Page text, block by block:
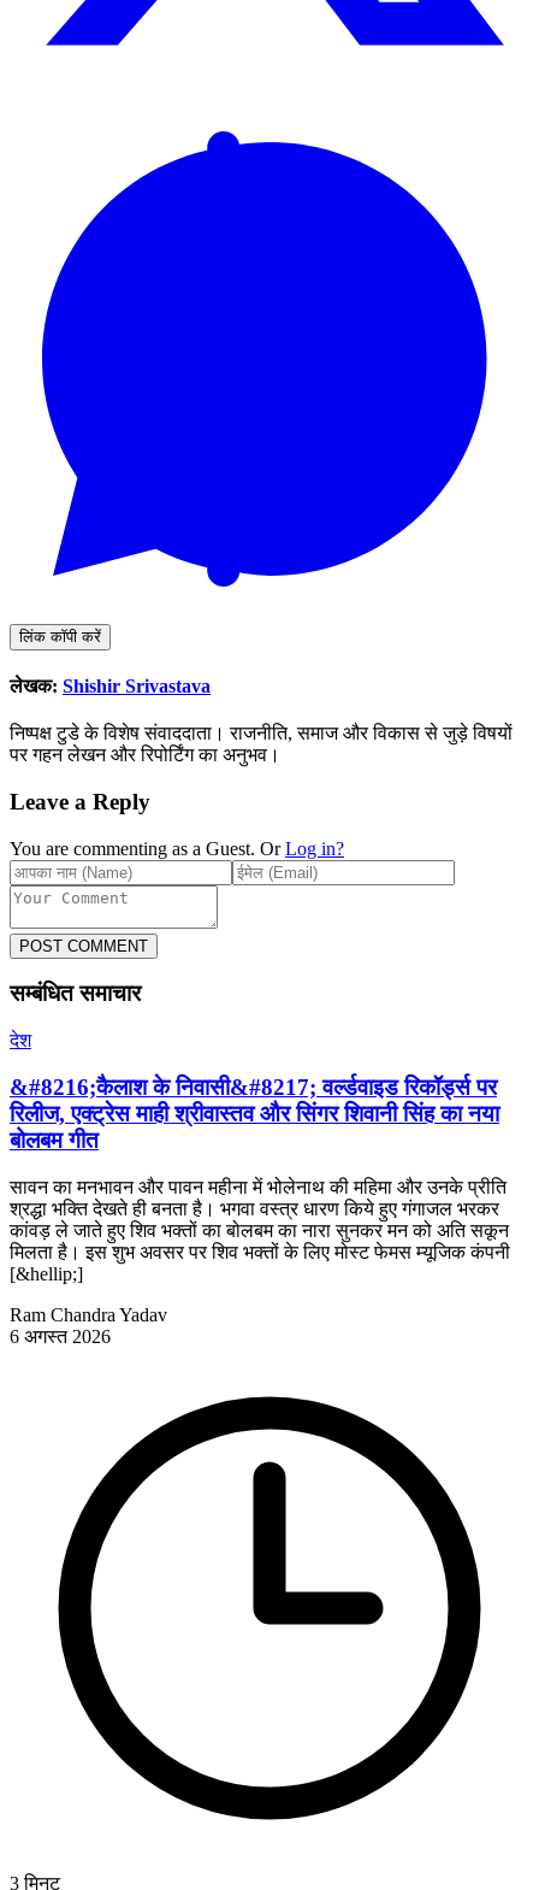
लिंक कॉपी करें
लेखक: Shishir Srivastava
निष्पक्ष टुडे के विशेष संवाददाता। राजनीति, समाज और विकास से जुड़े विषयों
पर गहन लेखन और रिपोर्टिंग का अनुभव।
Leave a Reply
You are commenting as a Guest. Or Log in?
POST COMMENT
सम्बंधित समाचार
देश
&#8216;कैलाश के निवासी&#8217; वर्ल्डवाइड रिकॉर्ड्स पर
रिलीज, एक्ट्रेस माही श्रीवास्तव और सिंगर शिवानी सिंह का नया
बोलबम गीत
सावन का मनभावन और पावन महीना में भोलेनाथ की महिमा और उनके प्रीति
श्रद्धा भक्ति देखते ही बनता है। भगवा वस्त्र धारण किये हुए गंगाजल भरकर
कांवड़ ले जाते हुए शिव भक्तों का बोलबम का नारा सुनकर मन को अति सकून
मिलता है। इस शुभ अवसर पर शिव भक्तों के लिए मोस्ट फेमस म्यूजिक कंपनी
[&hellip;]
Ram Chandra Yadav
6 अगस्त 2026
3मिनट